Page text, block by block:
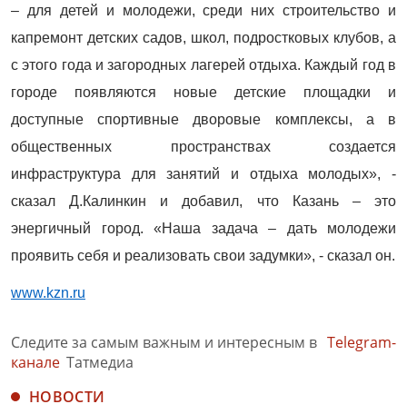
– для детей и молодежи, среди них строительство и
капремонт детских садов, школ, подростковых клубов, а
с этого года и загородных лагерей отдыха. Каждый год в
городе появляются новые детские площадки и
доступные спортивные дворовые комплексы, а в
общественных пространствах создается
инфраструктура для занятий и отдыха молодых», -
сказал Д.Калинкин и добавил, что Казань – это
энергичный город. «Наша задача – дать молодежи
проявить себя и реализовать свои задумки», - сказал он.
www.kzn.ru
Следите за самым важным и интересным в Telegram-
канале Татмедиа
НОВОСТИ